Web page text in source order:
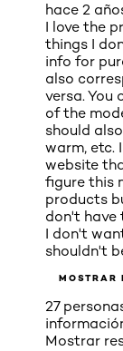
hace 2
I love the
things I
info for
also
versa. You
of the
should
warm, etc.
website
figure this
products
don't have
I don't
shouldn't
MOSTRAR
27
Mostrar